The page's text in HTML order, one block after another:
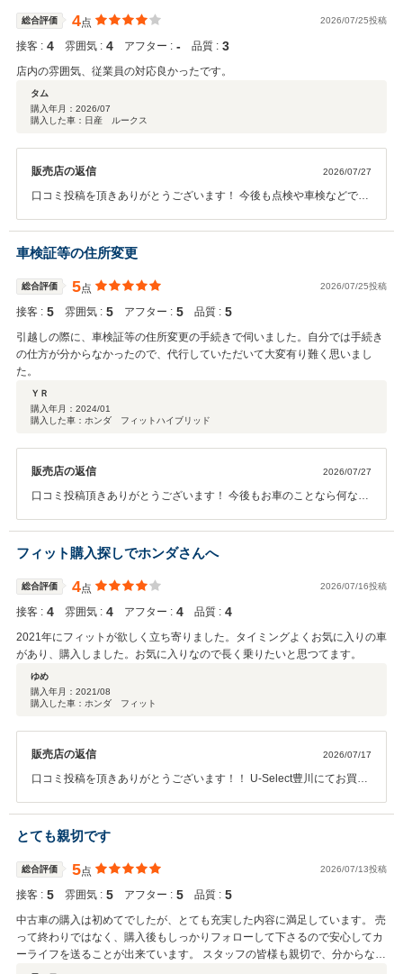
ナンスもお任せ下さいませ！ どうぞよろしくお願いします！！
総合評価 4点 2026/07/25投稿
接客 : 4 雰囲気 : 4 アフター : ‐ 品質 : 3
店内の雰囲気、従業員の対応良かったです。
タム
購入年月： 2026/07
購入した車：日産 ルークス
販売店の返信 2026/07/27
口コミ投稿を頂きありがとうございます！ 今後も点検や車検などでも
車検証等の住所変更
総合評価 5点 2026/07/25投稿
接客 : 5 雰囲気 : 5 アフター : 5 品質 : 5
引越しの際に、車検証等の住所変更の手続きで伺いました。自分では手続き
の仕方が分からなかったので、代行していただいて大変有り難く思いまし
た。
ＹＲ
購入年月： 2024/01
購入した車：ホンダ フィットハイブリッド
販売店の返信 2026/07/27
口コミ投稿頂きありがとうございます！ 今後もお車のことなら何なり
フィット購入探しでホンダさんへ
総合評価 4点 2026/07/16投稿
接客 : 4 雰囲気 : 4 アフター : 4 品質 : 4
2021年にフィットが欲しく立ち寄りました。タイミングよくお気に入りの車
があり、購入しました。お気に入りなので長く乗りたいと思つてます。
ゆめ
購入年月： 2021/08
購入した車：ホンダ フィット
販売店の返信 2026/07/17
口コミ投稿を頂きありがとうございます！！ U-Select豊川にてお買い
後も末永くお付き合いを頂けるように努めて参りますので よろしくお
願いいたします。
とても親切です
総合評価 5点 2026/07/13投稿
接客 : 5 雰囲気 : 5 アフター : 5 品質 : 5
中古車の購入は初めてでしたが、とても充実した内容に満足しています。 売
って終わりではなく、購入後もしっかりフォローして下さるので安心してカ
ーライフを送ることが出来ています。 スタッフの皆様も親切で、分からない
ことにも丁寧に対応していただきました。 とてもおすすめのお店です。